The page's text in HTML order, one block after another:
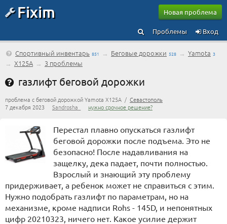
Fixim Новая проблема
Вход
Проблемы
Спортивный инвентарь 851 → Беговые дорожки 528 → Yamota 3
→ X125A → 3 проблемы
газлифт беговой дорожки
проблема с беговой дорожкой Yamota X125A / Севастополь
7 декабря 2023 Sandrosha_ нужно срочное решение?
Перестал плавно опускаться газлифт
беговой дорожки после подъема. Это не
безопасно! После надавливания на
защелку, дека падает, почти полностью.
Взрослый и знающий эту проблему
придерживает, а ребенок может не справиться с этим.
Нужно подобрать газлифт по параметрам, но на
механизме, кроме надписи Rohs - 145D, и непонятных
цифр 20210323, ничего нет. Какое усилие держит